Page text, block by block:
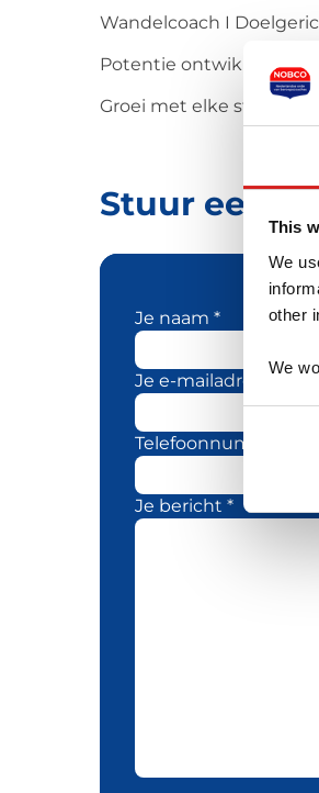
This
We
other
We
Wandelcoach I
Potentie ontwikkeling I
Groei met elke stap!
Stuur een
Je naam *
Je e-mailadres *
Telefoonnummer
Je bericht *